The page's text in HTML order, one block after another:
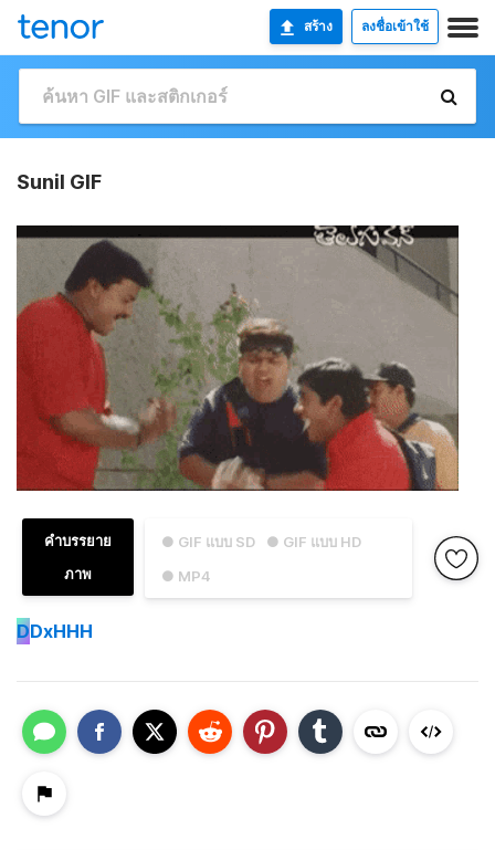
สร้าง ลงชื่อเข้าใช้
Sunil GIF
● GIF แบบ SD
● GIF แบบ HD
● MP4
คำบรรยาย
ภาพ
DDxHHH